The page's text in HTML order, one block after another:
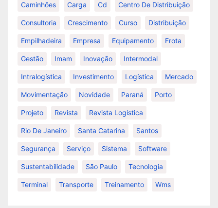
Caminhões Carga Cd Centro De Distribuição
Consultoria Crescimento Curso Distribuição
Empilhadeira Empresa Equipamento Frota
Gestão Imam Inovação Intermodal
Intralogística Investimento Logística Mercado
Movimentação Novidade Paraná Porto
Projeto Revista Revista Logística
Rio De Janeiro Santa Catarina Santos
Segurança Serviço Sistema Software
Sustentabilidade São Paulo Tecnologia
Terminal Transporte Treinamento Wms